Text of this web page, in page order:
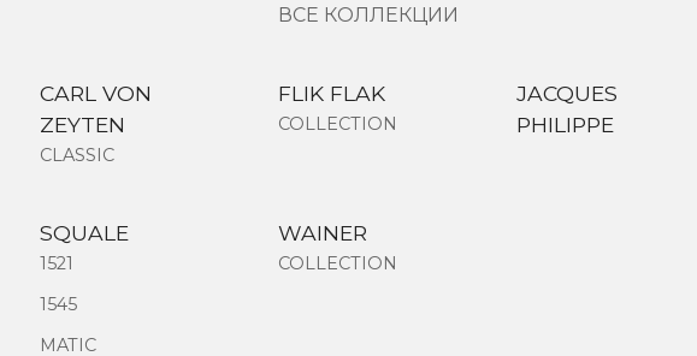
ВСЕ КОЛЛЕКЦИИ
CARL VON
ZEYTEN
CLASSIC
FLIK FLAK
COLLECTION
JACQUES
PHILIPPE
SQUALE
1521
1545
MATIC
WAINER
COLLECTION